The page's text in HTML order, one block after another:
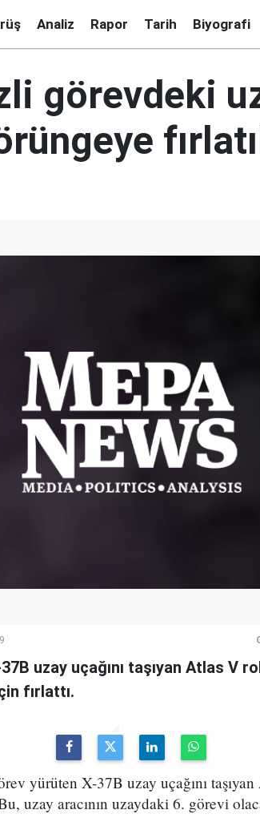
Analiz Rapor Tarih Biyografi
görevdeki
uzay uçağını taşıyan Atlas V
fırlattı.
yürüten X-37B uzay uçağını taşıyan
uzay aracının uzaydaki 6. görevi